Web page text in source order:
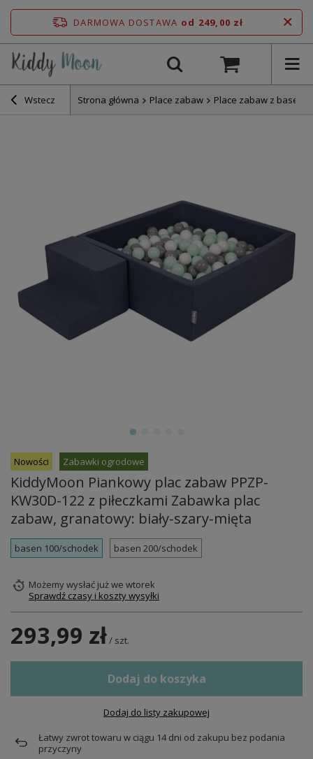
DARMOWA DOSTAWA od 249,00 zł
Wstecz Strona główna Place zabaw Place zabaw z
Nowości Zabawki ogrodowe
KiddyMoon Piankowy plac zabaw PPZP-
KW30D-122 z piłeczkami Zabawka plac
zabaw, granatowy: biały-szary-mięta
basen 100/schodek basen 200/schodek
Możemy wysłać jużwe wtorek
Sprawdź czasy i koszty wysyłki
293,99 zł/ szt.
Dodaj do koszyka
Dodaj do listy zakupowej
Łatwy zwrot towaru w ciągu 14dni od zakupu bez podania
przyczyny